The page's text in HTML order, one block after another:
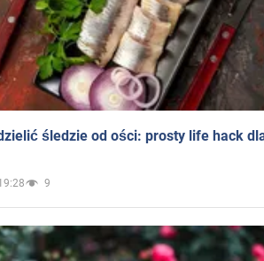
śledzie od ości: prosty life hack
9